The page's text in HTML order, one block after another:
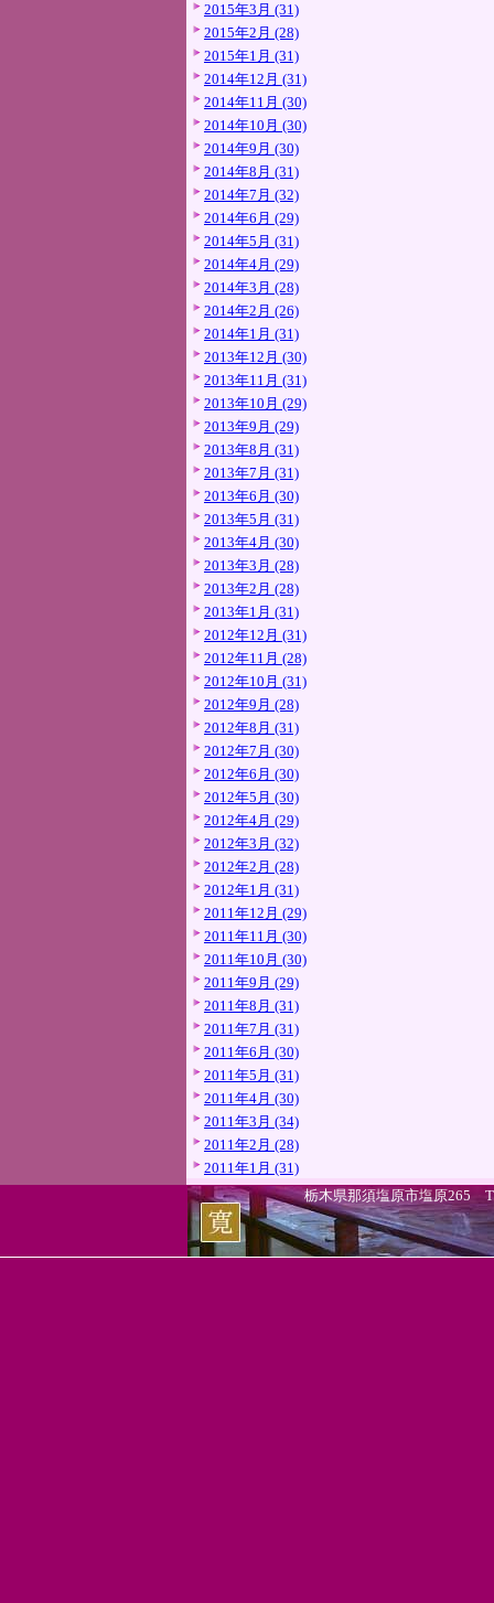
2015年3月 (31)
2015年2月 (28)
2015年1月 (31)
2014年12月 (31)
2014年11月 (30)
2014年10月 (30)
2014年9月 (30)
2014年8月 (31)
2014年7月 (32)
2014年6月 (29)
2014年5月 (31)
2014年4月 (29)
2014年3月 (28)
2014年2月 (26)
2014年1月 (31)
2013年12月 (30)
2013年11月 (31)
2013年10月 (29)
2013年9月 (29)
2013年8月 (31)
2013年7月 (31)
2013年6月 (30)
2013年5月 (31)
2013年4月 (30)
2013年3月 (28)
2013年2月 (28)
2013年1月 (31)
2012年12月 (31)
2012年11月 (28)
2012年10月 (31)
2012年9月 (28)
2012年8月 (31)
2012年7月 (30)
2012年6月 (30)
2012年5月 (30)
2012年4月 (29)
2012年3月 (32)
2012年2月 (28)
2012年1月 (31)
2011年12月 (29)
2011年11月 (30)
2011年10月 (30)
2011年9月 (29)
2011年8月 (31)
2011年7月 (31)
2011年6月 (30)
2011年5月 (31)
2011年4月 (30)
2011年3月 (34)
2011年2月 (28)
2011年1月 (31)
栃木県那須塩原市塩原265